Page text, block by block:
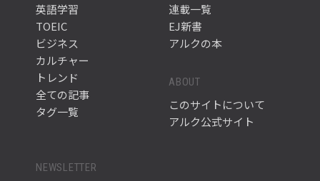
英語学習
TOEIC
ビジネス
カルチャー
トレンド
全ての記事
タグ一覧
連載一覧
EJ新書
アルクの本
ABOUT
このサイトについて
アルク公式サイト
NEWSLETTER